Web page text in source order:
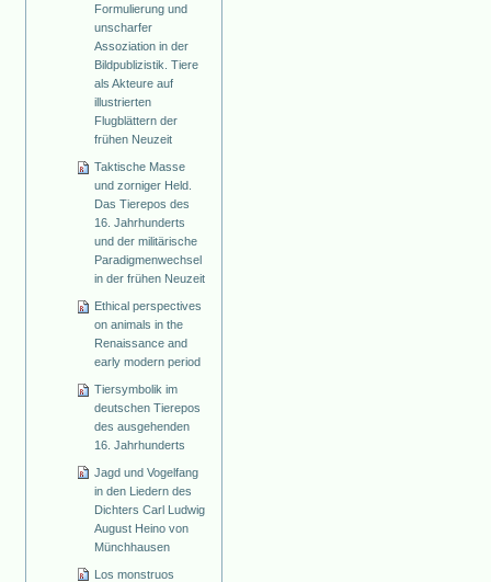
Formulierung und
unscharfer
Assoziation in der
Bildpublizistik. Tiere
als Akteure auf
illustrierten
Flugblättern der
frühen Neuzeit
Taktische Masse
und zorniger Held.
Das Tierepos des
16. Jahrhunderts
und der militärische
Paradigmenwechsel
in der frühen Neuzeit
Ethical perspectives
on animals in the
Renaissance and
early modern period
Tiersymbolik im
deutschen Tierepos
des ausgehenden
16. Jahrhunderts
Jagd und Vogelfang
in den Liedern des
Dichters Carl Ludwig
August Heino von
Münchhausen
Los monstruos